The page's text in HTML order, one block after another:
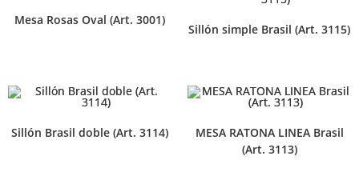
Mesa Rosas Oval (Art. 3001)
Sillón simple Brasil (Art. 3115)
Sillón Brasil doble (Art. 3114)
MESA RATONA LINEA Brasil
(Art. 3113)